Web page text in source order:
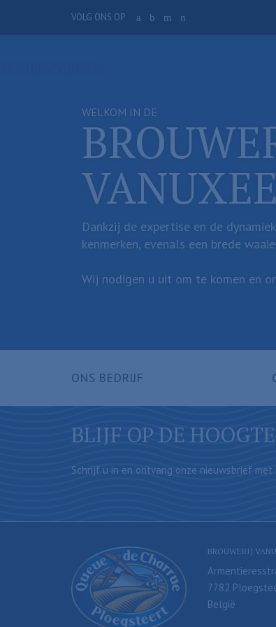
naar
VOLG ONS OP a b m n
WELKOM IN DE
Dankzij de expertise en de
kenmerken, evenals een brede
Wij nodigen u uit om te komen en
ONS BEDRIJF
BLIJF OP DE
Schrijf u in en ontvang onze nieuwsbrief met
BROUWERIJ
7782
België